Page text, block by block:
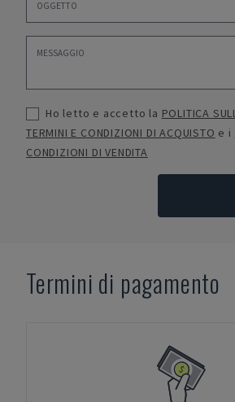
Ho letto e accetto la POLITICA
TERMINI E CONDIZIONI DI ACQUISTO e i
CONDIZIONI DI VENDITA
Termini di pagamento